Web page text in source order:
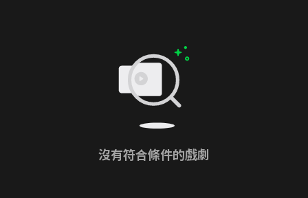
沒有符合條件的戲劇